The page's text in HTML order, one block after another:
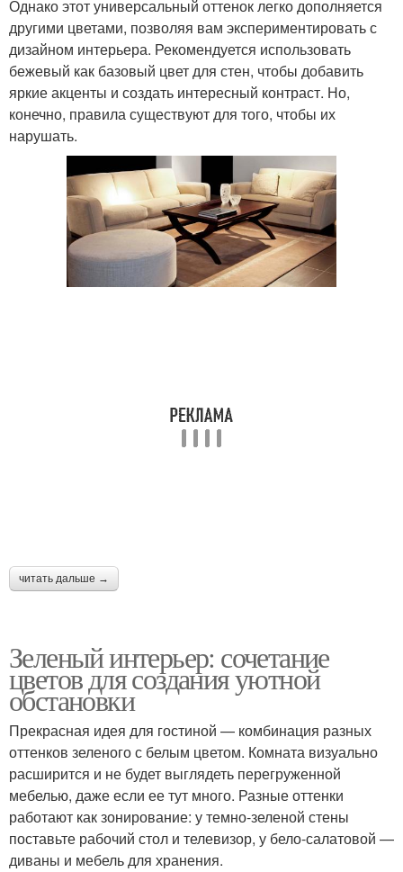
Однако этот универсальный оттенок легко дополняется
другими цветами, позволяя вам экспериментировать с
дизайном интерьера. Рекомендуется использовать
бежевый как базовый цвет для стен, чтобы добавить
яркие акценты и создать интересный контраст. Но,
конечно, правила существуют для того, чтобы их
нарушать.
читать дальше →
Зеленый интерьер: сочетание
цветов для создания уютной
обстановки
Прекрасная идея для гостиной — комбинация разных
оттенков зеленого с белым цветом. Комната визуально
расширится и не будет выглядеть перегруженной
мебелью, даже если ее тут много. Разные оттенки
работают как зонирование: у темно-зеленой стены
поставьте рабочий стол и телевизор, у бело-салатовой —
диваны и мебель для хранения.